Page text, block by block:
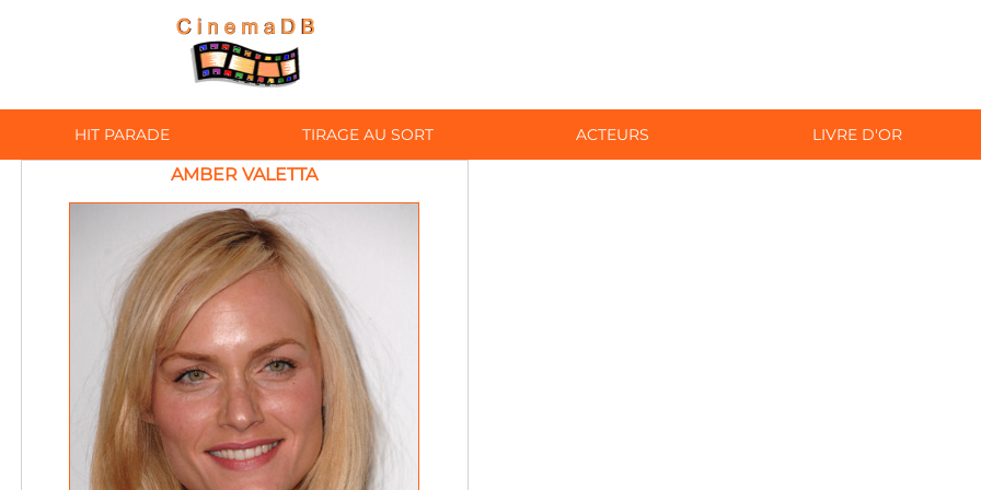
HIT PARADE TIRAGE AU SORT ACTEURS LIVRE D'OR
AMBER VALETTA